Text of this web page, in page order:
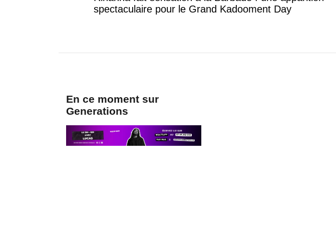
spectaculaire pour le Grand Kadooment Day
En ce moment sur
Generations